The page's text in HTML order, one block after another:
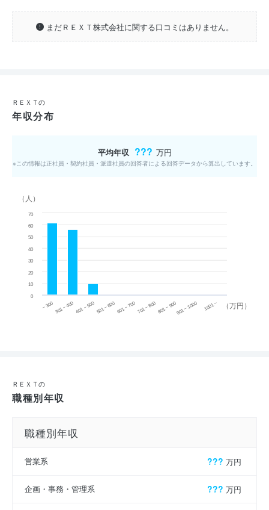
まだＲＥＸＴ株式会社に関する口コミはありません。
ＲＥＸＴの
年収分布
平均年収 ??? 万円
※この情報は正社員・契約社員・派遣社員の回答者による回答データから算出しています。
（万円）
（人）
~ 300 301 ~ 400 401 ~ 500501 ~ 600601 ~ 700701 ~ 800801 ~ 900901 ~ 1000 1001 ~
0
10
20
30
40
50
60
70
ＲＥＸＴの
職種別年収
職種別年収
営業系 ??? 万円
企画・事務・管理系 ??? 万円